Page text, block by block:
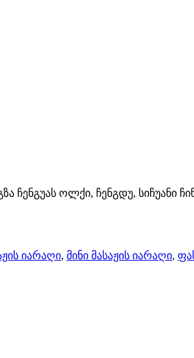
ჩენგუას ოლქი, ჩენგდუ, სიჩუანი
იარაღი, მინი მასაჟის იარაღი,